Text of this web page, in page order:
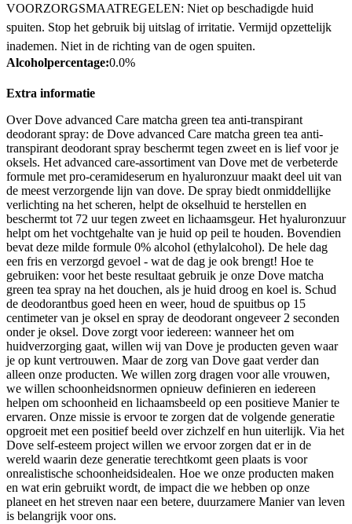
VOORZORGSMAATREGELEN: Niet op beschadigde huid
spuiten. Stop het gebruik bij uitslag of irritatie. Vermijd opzettelijk
inademen. Niet in de richting van de ogen spuiten.
Alcoholpercentage:0.0%
Extra informatie
Over Dove advanced Care matcha green tea anti-transpirant
deodorant spray: de Dove advanced Care matcha green tea anti-
transpirant deodorant spray beschermt tegen zweet en is lief voor je
oksels. Het advanced care-assortiment van Dove met de verbeterde
formule met pro-ceramideserum en hyaluronzuur maakt deel uit van
de meest verzorgende lijn van dove. De spray biedt onmiddellijke
verlichting na het scheren, helpt de okselhuid te herstellen en
beschermt tot 72 uur tegen zweet en lichaamsgeur. Het hyaluronzuur
helpt om het vochtgehalte van je huid op peil te houden. Bovendien
bevat deze milde formule 0% alcohol (ethylalcohol). De hele dag
een fris en verzorgd gevoel - wat de dag je ook brengt! Hoe te
gebruiken: voor het beste resultaat gebruik je onze Dove matcha
green tea spray na het douchen, als je huid droog en koel is. Schud
de deodorantbus goed heen en weer, houd de spuitbus op 15
centimeter van je oksel en spray de deodorant ongeveer 2 seconden
onder je oksel. Dove zorgt voor iedereen: wanneer het om
huidverzorging gaat, willen wij van Dove je producten geven waar
je op kunt vertrouwen. Maar de zorg van Dove gaat verder dan
alleen onze producten. We willen zorg dragen voor alle vrouwen,
we willen schoonheidsnormen opnieuw definieren en iedereen
helpen om schoonheid en lichaamsbeeld op een positieve Manier te
ervaren. Onze missie is ervoor te zorgen dat de volgende generatie
opgroeit met een positief beeld over zichzelf en hun uiterlijk. Via het
Dove self-esteem project willen we ervoor zorgen dat er in de
wereld waarin deze generatie terechtkomt geen plaats is voor
onrealistische schoonheidsidealen. Hoe we onze producten maken
en wat erin gebruikt wordt, de impact die we hebben op onze
planeet en het streven naar een betere, duurzamere Manier van leven
is belangrijk voor ons.